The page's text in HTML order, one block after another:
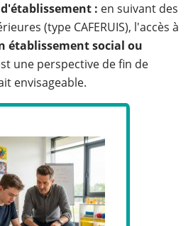
: en suivant des
(type CAFERUIS), l'accès à
établissement social ou
une perspective de fin de
envisageable.